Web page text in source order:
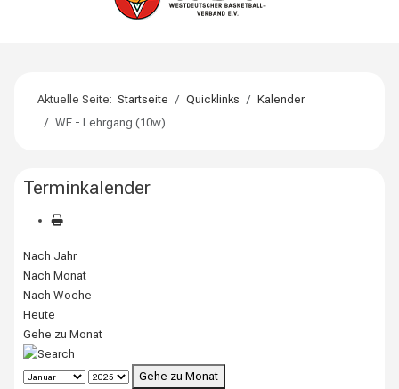
Aktuelle Seite:Startseite Quicklinks
Kalender
WE - Lehrgang (10w)
Terminkalender
Nach Jahr
Nach Monat
Nach Woche
Heute
Gehe zu Monat
Gehe zu Monat